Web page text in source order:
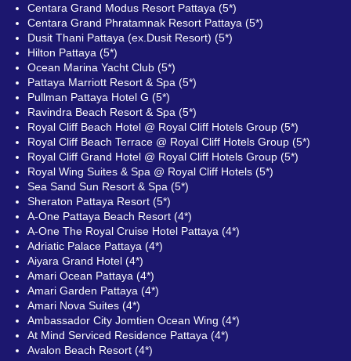
Centara Grand Modus Resort Pattaya (5*)
Centara Grand Phratamnak Resort Pattaya (5*)
Dusit Thani Pattaya (ex.Dusit Resort) (5*)
Hilton Pattaya (5*)
Ocean Marina Yacht Club (5*)
Pattaya Marriott Resort & Spa (5*)
Pullman Pattaya Hotel G (5*)
Ravindra Beach Resort & Spa (5*)
Royal Cliff Beach Hotel @ Royal Cliff Hotels Group (5*)
Royal Cliff Beach Terrace @ Royal Cliff Hotels Group (5*)
Royal Cliff Grand Hotel @ Royal Cliff Hotels Group (5*)
Royal Wing Suites & Spa @ Royal Cliff Hotels (5*)
Sea Sand Sun Resort & Spa (5*)
Sheraton Pattaya Resort (5*)
A-One Pattaya Beach Resort (4*)
A-One The Royal Cruise Hotel Pattaya (4*)
Adriatic Palace Pattaya (4*)
Aiyara Grand Hotel (4*)
Amari Ocean Pattaya (4*)
Amari Garden Pattaya (4*)
Amari Nova Suites (4*)
Ambassador City Jomtien Ocean Wing (4*)
At Mind Serviced Residence Pattaya (4*)
Avalon Beach Resort (4*)